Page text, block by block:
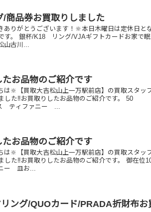
/商品券お買取りしました
りがとうございます！🔆本日木曜日は定休日と
す。 銀杯/K18 リング/VJAギフトカードお家で
山古川...
たお品物のご紹介です
🔆【買取大吉松山上一万駅前店】の買取スタッ
た‼️お買取りしたお品物のご紹介です。 50
ファニー ...
たお品物のご紹介です
🔆【買取大吉松山上一万駅前店】の買取スタッ
た‼️お買取りしたお品物のご紹介です。 御在位
皿お...
ング/QUOカード/PRADA折財布お